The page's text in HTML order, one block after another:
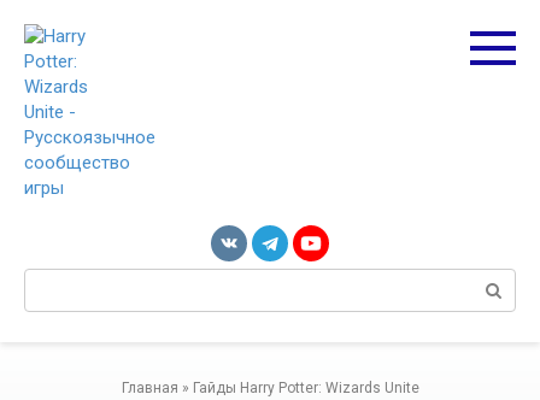
контенту
Главная » Гайды Harry Potter: Wizards Unite